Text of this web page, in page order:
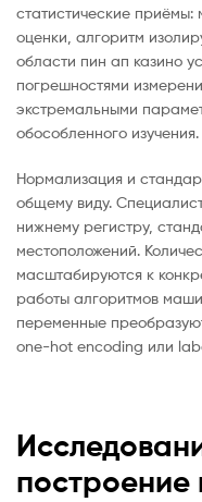
статистические
оценки, алгоритм
области пин ап казино
погрешностями
экстремальными
обособленного изучения.
Нормализация и
общему виду.
нижнему регистру,
местоположений.
масштабируются к
работы алгоритмов
переменные
one-hot encoding или
построение